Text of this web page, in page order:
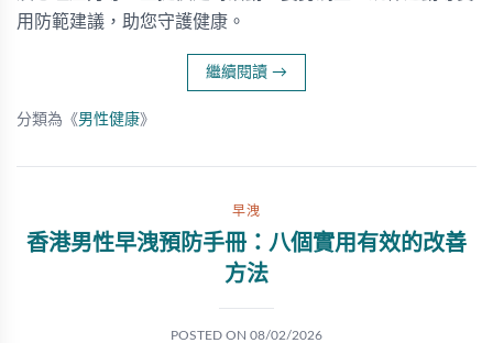
用防範建議，助您守護健康。
繼續閱讀 →
分類為《男性健康》
早洩
香港男性早洩預防手冊：八個實用有效的改善
方法
POSTED ON 08/02/2026